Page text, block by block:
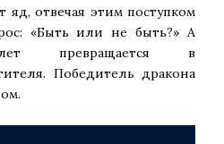
яд, отвечая этим поступком
«Быть или не быть?» А
превращается в
Победитель дракона